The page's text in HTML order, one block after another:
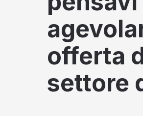
offerta
settore